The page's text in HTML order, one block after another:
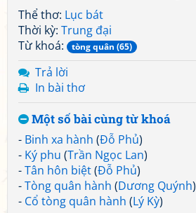
Thể thơ: Lục bát
Thời kỳ: Trung đại
Từ khoá:
tòng quân (65)
Trả lời
In bài thơ
Một số bài cùng từ khoá
- Binh xa hành (Đỗ Phủ)
- Ký phu (Trần Ngọc Lan)
-Tân hôn biệt(Đỗ Phủ)
-Tòng quân hành (Dương Quýnh)
- Cổ tòng quân hành (Lý Kỳ)